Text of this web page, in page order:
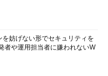
を妨げない形でセキュリティを
者や運用担当者に嫌われないW